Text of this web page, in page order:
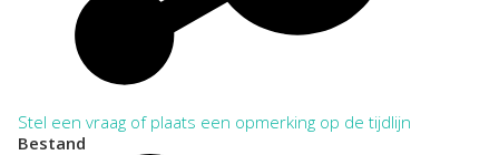
Stel een vraag of plaats een opmerking op de tijdlijn
Bestand